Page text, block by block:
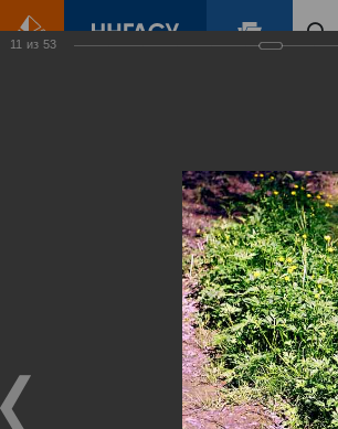
Виртуальные
выставки
11 из 53